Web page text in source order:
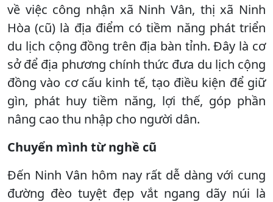
về việc công nhận xã Ninh Vân, thị xã Ninh
Hòa (cũ) là địa điểm có tiềm năng phát triển
du lịch cộng đồng trên địa bàn tỉnh. Đây là cơ
sở để địa phương chính thức đưa du lịch cộng
đồng vào cơ cấu kinh tế, tạo điều kiện để giữ
gìn, phát huy tiềm năng, lợi thế, góp phần
nâng cao thu nhập cho người dân.
Chuyển mình từ nghề cũ
Đến Ninh Vân hôm nay rất dễ dàng với cung
đường đèo tuyệt đẹp vắt ngang dãy núi là